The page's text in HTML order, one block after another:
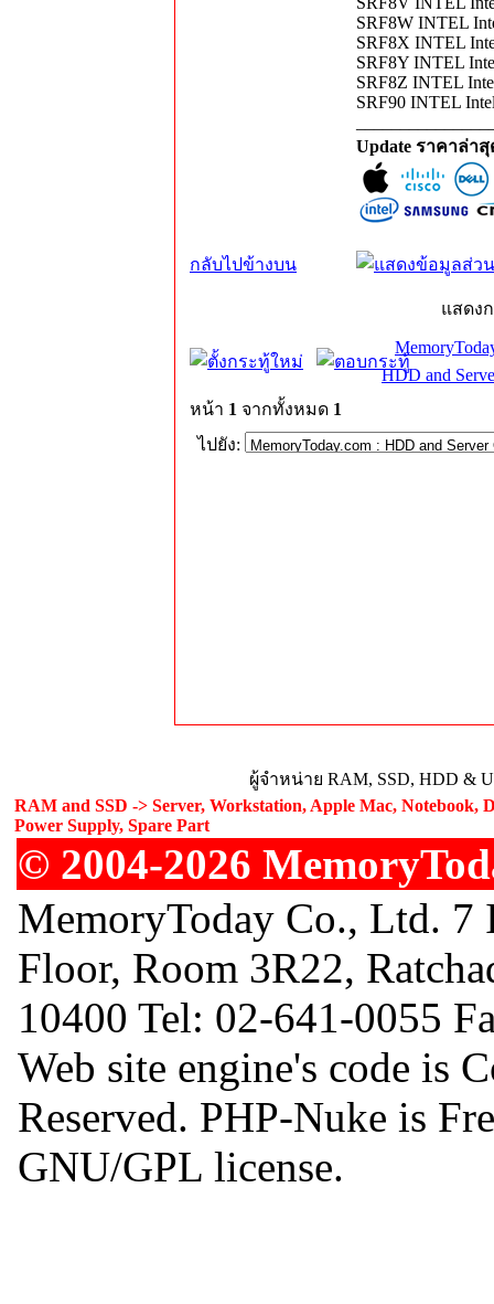
SRF8W INTEL
SRF8X INTEL
SRF8Y INTEL
SRF8Z INTEL
SRF90 INTEL
Update ราคาล่า
กลับไปข้างบน
แสดง
HDD and
หน้า 1 จากทั้งหมด 1
ไปยัง:
ผู้จำหน่าย RAM, SSD, HDD &
RAM and SSD -> Server, Workstation, Apple Mac, Notebook,
Power Supply, Spare Part
© 2004-2026
MemoryToday Co., Ltd.
Floor, Room 3R22,
10400 Tel: 02-641-0055
Web site engine's code is
Reserved. PHP-Nuke is
GNU/GPL license.